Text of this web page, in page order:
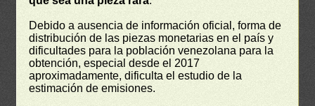
Debido a ausencia de información oficial, forma de
distribución de las piezas monetarias en el país y
dificultades para la población venezolana para la
obtención, especial desde el 2017
aproximadamente, dificulta el estudio de la
estimación de emisiones.